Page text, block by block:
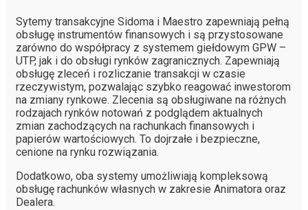
Sytemy transakcyjne Sidoma i Maestro zapewniają pełną
obsługę instrumentów finansowych i są przystosowane
zarówno do współpracy z systemem giełdowym GPW –
UTP, jak i do obsługi rynków zagranicznych. Zapewniają
obsługę zleceń i rozliczanie transakcji w czasie
rzeczywistym, pozwalając szybko reagować inwestorom
na zmiany rynkowe. Zlecenia są obsługiwane na różnych
rodzajach rynków notowań z podglądem aktualnych
zmian zachodzących na rachunkach finansowych i
papierów wartościowych. To dojrzałe i bezpieczne,
cenione na rynku rozwiązania.
Dodatkowo, oba systemy umożliwiają kompleksową
obsługę rachunków własnych w zakresie Animatora oraz
Dealera.